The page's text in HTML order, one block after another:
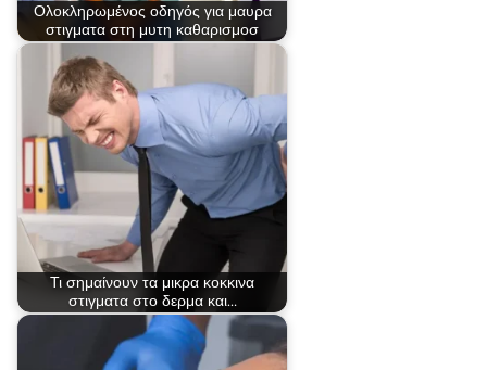
Ολοκληρωμένος οδηγός για μαυρα
στιγματα στη μυτη καθαρισμοσ
Τι σημαίνουν τα μικρα κοκκινα
στιγματα στο δερμα και…